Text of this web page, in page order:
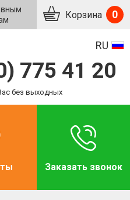
Корзина 0
RU
775 41 20
без выходных
Заказать звонок